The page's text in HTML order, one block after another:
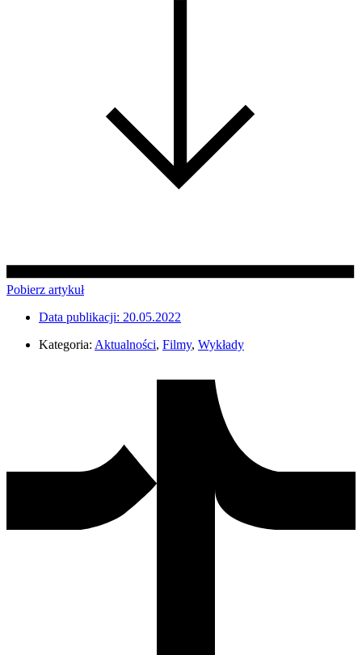
Pobierz artykuł
Data publikacji: 20.05.2022
Kategoria: Aktualności, Filmy, Wykłady